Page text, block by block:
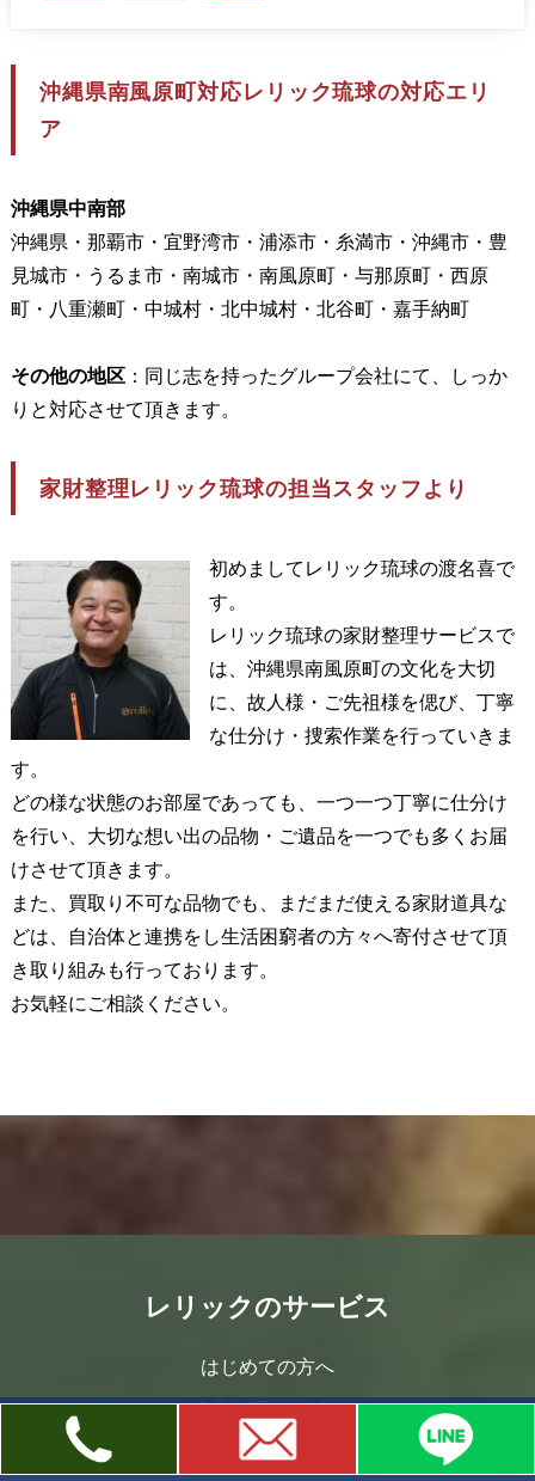
沖縄県南風原町対応レリック琉球の対応エリ
ア
沖縄県中南部
沖縄県・那覇市・宜野湾市・浦添市・糸満市・沖縄市・豊
見城市・うるま市・南城市・南風原町・与那原町・西原
町・八重瀬町・中城村・北中城村・北谷町・嘉手納町
その他の地区：同じ志を持ったグループ会社にて、しっか
りと対応させて頂きます。
家財整理レリック琉球の担当スタッフより
初めましてレリック琉球の渡名喜で
す。
レリック琉球の家財整理サービスで
は、沖縄県南風原町の文化を大切
に、故人様・ご先祖様を偲び、丁寧
な仕分け・捜索作業を行っていきま
す。
どの様な状態のお部屋であっても、一つ一つ丁寧に仕分け
を行い、大切な想い出の品物・ご遺品を一つでも多くお届
けさせて頂きます。
また、買取り不可な品物でも、まだまだ使える家財道具な
どは、自治体と連携をし生活困窮者の方々へ寄付させて頂
き取り組みも行っております。
お気軽にご相談ください。
レリックのサービス
はじめての方へ
遺品整理サービス
遺品整理とは